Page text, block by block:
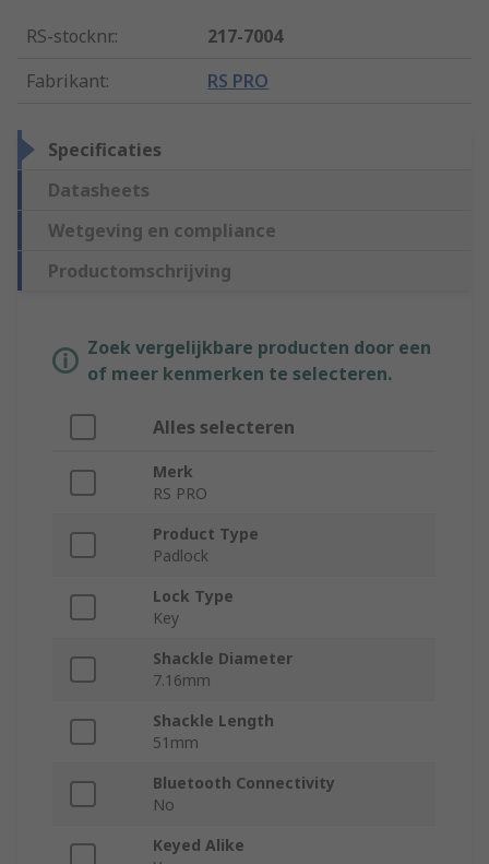
RS-stocknr.:
217-7004
Fabrikant: RS PRO
Specificaties
Datasheets
Wetgeving en compliance
Productomschrijving
Zoek vergelijkbare producten door een
of meer kenmerken te selecteren.
Alles selecteren
Merk
RS PRO
Product Type
Padlock
Lock Type
Key
Shackle Diameter
7.16mm
Shackle Length
51mm
Bluetooth Connectivity
No
Keyed Alike